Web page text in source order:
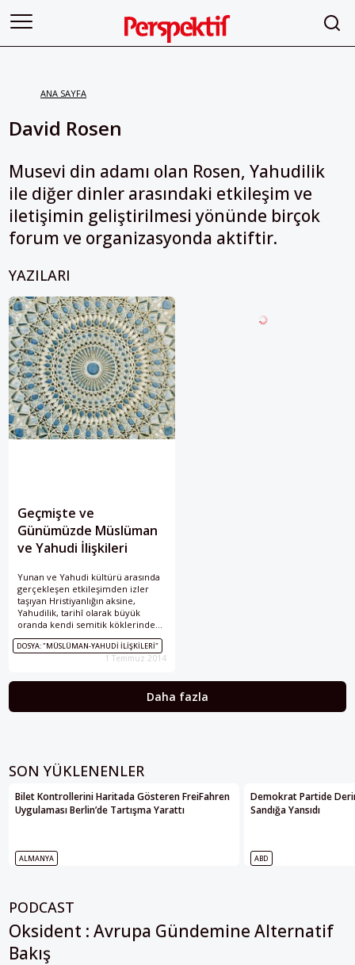
ANA SAYFA
David Rosen
Musevi din adamı olan Rosen, Yahudilik
ile diğer dinler arasındaki etkileşim ve
iletişimin geliştirilmesi yönünde birçok
forum ve organizasyonda aktiftir.
YAZILARI
Geçmişte ve
Günümüzde Müslüman
ve Yahudi İlişkileri
Yunan ve Yahudi kültürü arasında
gerçekleşen etkileşimden izler
taşıyan Hristiyanlığın aksine,
Yahudilik, tarihî olarak büyük
oranda kendi semitik köklerindeki
dünya görüşüne bağlı kalmıştır ve
dinin temel alanlardaki görünüşü,
yapısı, hukuku ve uygulamaları
benzemektedir. İki inancın da
merkezinde adil ve merhametli
pazarlığı kesinkes reddeden
tektanrıcı bir etik vizyonu
bulunmaktadır.
DOSYA: "MÜSLÜMAN-YAHUDI İLIŞKILERI"
1 Temmuz 2014
Daha fazla
SON YÜKLENENLER
Bilet Kontrollerini Haritada Gösteren FreiFahren
Uygulaması Berlin’de Tartışma Yarattı
ALMANYA
Demokrat Partide
Sandığa Yansıdı
ABD
PODCAST
Oksident : Avrupa Gündemine Alternatif
Bakış